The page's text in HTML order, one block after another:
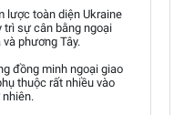
lược toàn diện Ukraine
trì sự cân bằng ngoại
phương Tây.
đồng minh ngoại giao
thuộc rất nhiều vào